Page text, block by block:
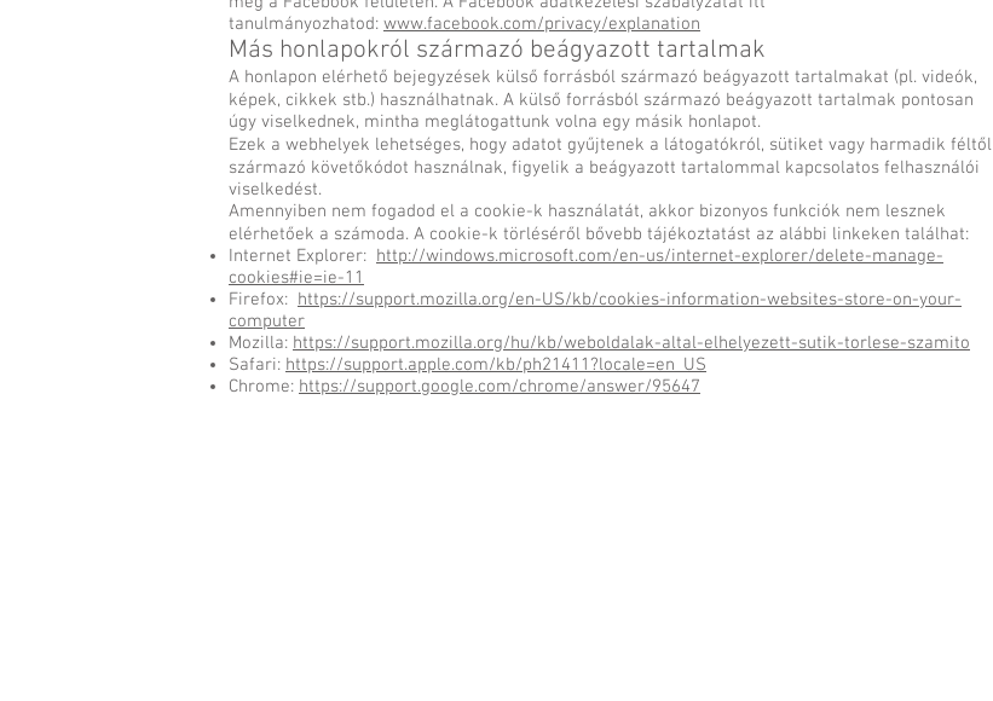
tanulmányozhatod: www.facebook.com/privacy/explanation
Más honlapokról származó beágyazott tartalmak
A honlapon elérhető bejegyzések külső forrásból származó beágyazott tartalmakat (pl. videók,
képek, cikkek stb.) használhatnak. A külső forrásból származó beágyazott tartalmak pontosan
úgy viselkednek, mintha meglátogattunk volna egy másik honlapot.
Ezek a webhelyek lehetséges, hogy adatot gyűjtenek a látogatókról, sütiket vagy harmadik féltől
származó követőkódot használnak, figyelik a beágyazott tartalommal kapcsolatos felhasználói
viselkedést.
Amennyiben nem fogadod el a cookie-k használatát, akkor bizonyos funkciók nem lesznek
elérhetőek a számoda. A cookie-k törléséről bővebb tájékoztatást az alábbi linkeken találhat:
Internet Explorer: http://windows.microsoft.com/en-us/internet-explorer/delete-manage-
cookies#ie=ie-11
Firefox: https://support.mozilla.org/en-US/kb/cookies-information-websites-store-on-your-
computer
Mozilla: https://support.mozilla.org/hu/kb/weboldalak-altal-elhelyezett-sutik-torlese-szamito
Safari: https://support.apple.com/kb/ph21411?locale=en_US
Chrome: https://support.google.com/chrome/answer/95647